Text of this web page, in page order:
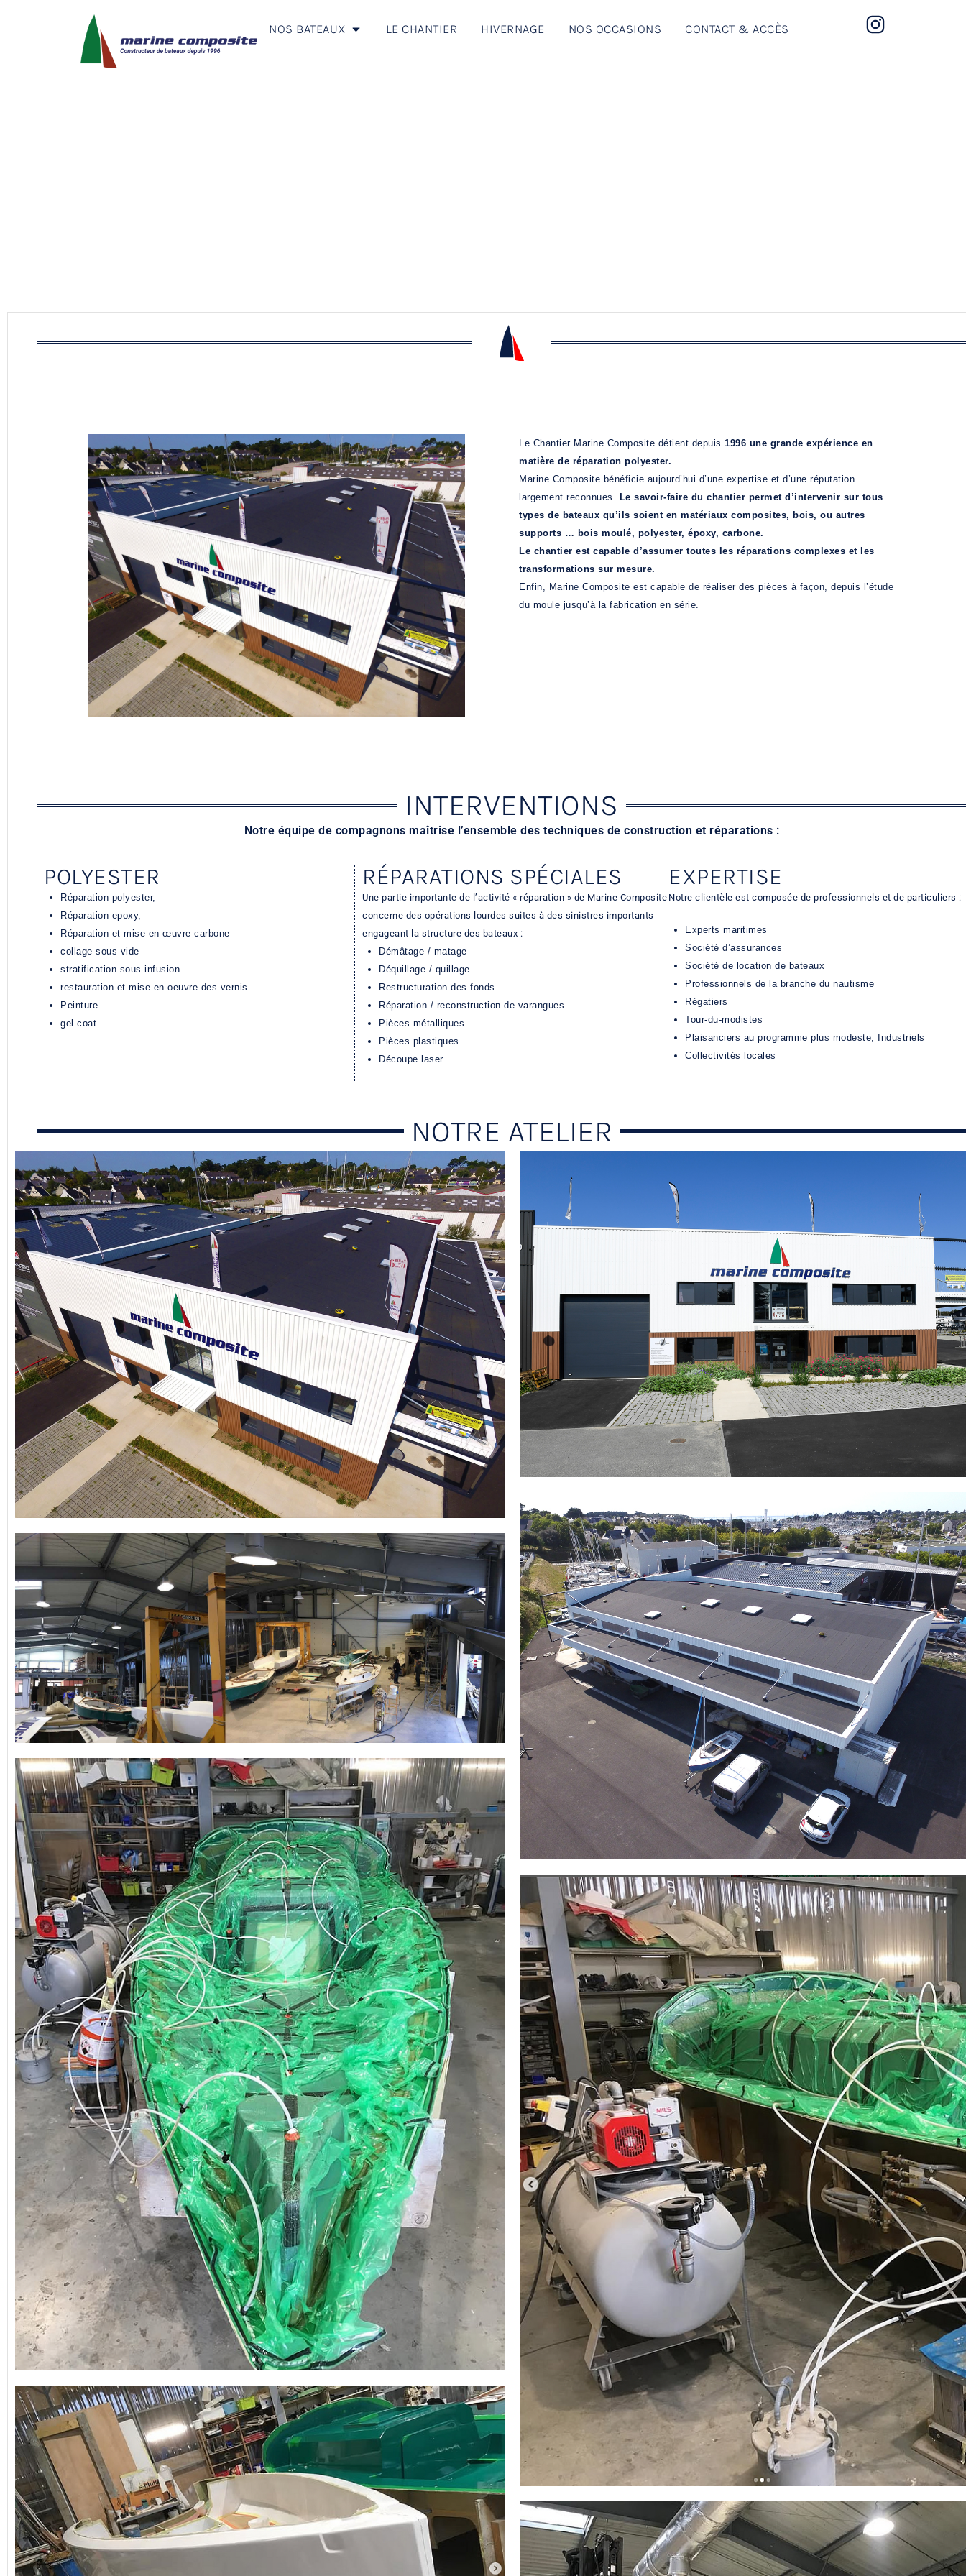
NOS BATEAUX LE CHANTIER HIVERNAGE NOS OCCASIONS CONTACT & ACCÈS
LE CHANTIER
Le Chantier Marine Composite détient depuis 1996 une grande expérience en
matière de réparation polyester.
Marine Composite bénéficie aujourd’hui d’une expertise et d’une réputation
largement reconnues. Le savoir-faire du chantier permet d’intervenir sur tous
types de bateaux qu’ils soient en matériaux composites, bois, ou autres
supports … bois moulé, polyester, époxy, carbone.
Le chantier est capable d’assumer toutes les réparations complexes et les
transformations sur mesure.
Enfin, Marine Composite est capable de réaliser des pièces à façon, depuis l’étude
du moule jusqu’à la fabrication en série.
INTERVENTIONS
Notre équipe de compagnons maîtrise l’ensemble des techniques de construction et réparations :
POLYESTER
Réparation polyester,
Réparation epoxy,
Réparation et mise en œuvre carbone
collage sous vide
stratification sous infusion
restauration et mise en oeuvre des vernis
Peinture
gel coat
RÉPARATIONS SPÉCIALES
Une partie importante de l’activité « réparation » de Marine Composite
concerne des opérations lourdes suites à des sinistres importants
engageant la structure des bateaux :
Démâtage / matage
Déquillage / quillage
Restructuration des fonds
Réparation / reconstruction de varangues
Pièces métalliques
Pièces plastiques
Découpe laser.
EXPERTISE
Notre clientèle est composée de professionnels et de particuliers :
Experts maritimes
Société d’assurances
Société de location de bateaux
Professionnels de la branche du nautisme
Régatiers
Tour-du-modistes
Plaisanciers au programme plus modeste, Industriels
Collectivités locales
NOTRE ATELIER